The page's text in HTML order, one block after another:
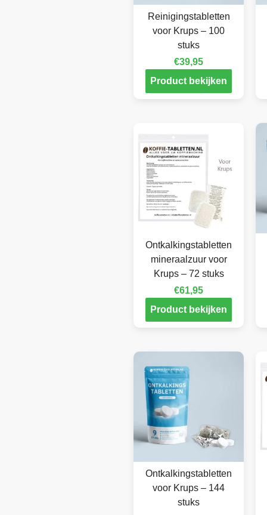
Reinigingstabletten
voor Krups – 100
stuks
€39,95
Product bekijken
Ontkalkingstabletten
mineraalzuur voor
Krups – 72 stuks
€61,95
Product bekijken
Ontkalkingstabletten
voor Krups – 144
stuks